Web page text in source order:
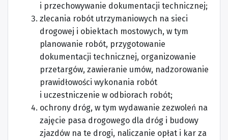
i przechowywanie dokumentacji technicznej;
zlecania robót utrzymaniowych na sieci
drogowej i obiektach mostowych, w tym
planowanie robót, przygotowanie
dokumentacji technicznej, organizowanie
przetargów, zawieranie umów, nadzorowanie
prawidłowości wykonania robót
i uczestniczenie w odbiorach robót;
ochrony dróg, w tym wydawanie zezwoleń na
zajęcie pasa drogowego dla dróg i budowy
zjazdów na te drogi, naliczanie opłat i kar za